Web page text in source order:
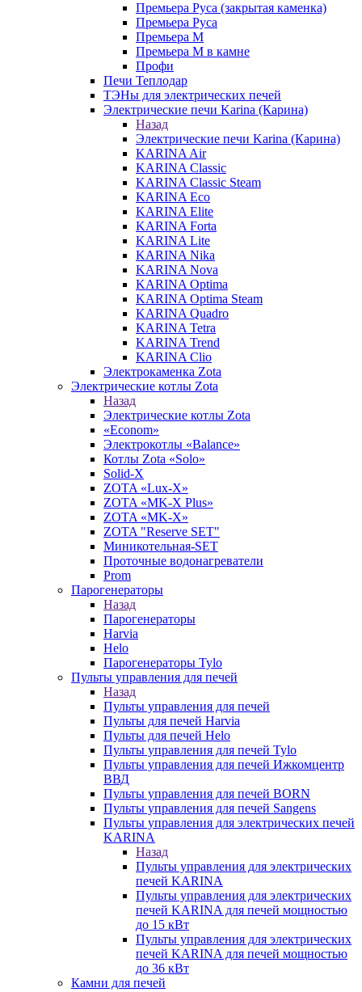
Премьера Руса (закрытая каменка)
Премьера Руса
Премьера М
Премьера М в камне
Профи
Печи Теплодар
ТЭНы для электрических печей
Электрические печи Karina (Карина)
Назад
Электрические печи Karina (Карина)
KARINA Air
KARINA Classic
KARINA Classic Steam
KARINA Eco
KARINA Elite
KARINA Forta
KARINA Lite
KARINA Nika
KARINA Nova
KARINA Optima
KARINA Optima Steam
KARINA Quadro
KARINA Tetra
KARINA Trend
KARINA Clio
Электрокаменка Zota
Электрические котлы Zota
Назад
Электрические котлы Zota
«Econom»
Электрокотлы «Balance»
Котлы Zota «Solo»
Solid-X
ZOTA «Lux-X»
ZOTA «MK-X Plus»
ZOTA «MK-X»
ZOTA "Reserve SET"
Миникотельная-SET
Проточные водонагреватели
Prom
Парогенераторы
Назад
Парогенераторы
Harvia
Helo
Парогенераторы Tylo
Пульты управления для печей
Назад
Пульты управления для печей
Пульты для печей Harvia
Пульты для печей Helo
Пульты управления для печей Tylo
Пульты управления для печей Ижкомцентр
ВВД
Пульты управления для печей BORN
Пульты управления для печей Sangens
Пульты управления для электрических печей
KARINA
Назад
Пульты управления для электрических
печей KARINA
Пульты управления для электрических
печей KARINA для печей мощностью
до 15 кВт
Пульты управления для электрических
печей KARINA для печей мощностью
до 36 кВт
Камни для печей